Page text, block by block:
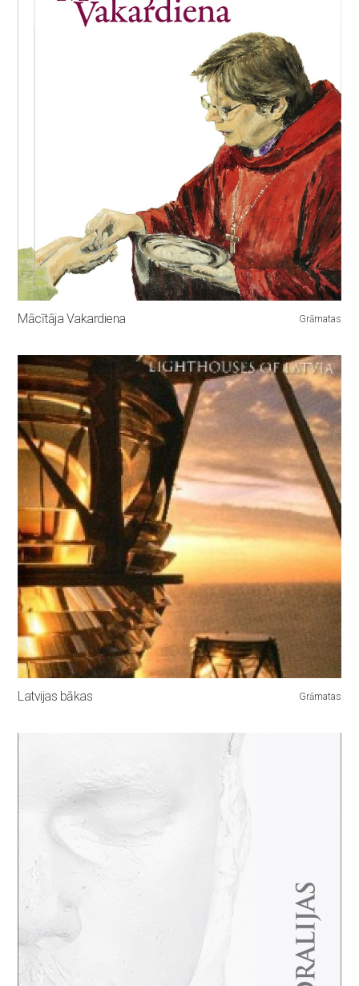
Mācītāja Vakardiena Grāmatas
Latvijas bākas Grāmatas